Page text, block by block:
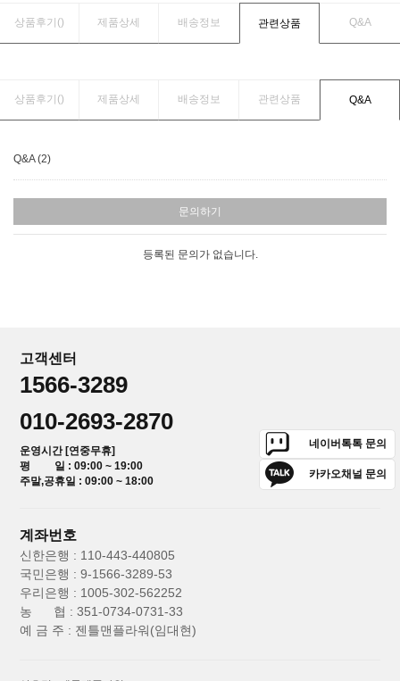
상품후기() 제품상세 배송정보 관련상품 Q&A
상품후기() 제품상세 배송정보 관련상품 Q&A
Q&A (2)
문의하기
등록된 문의가 없습니다.
고객센터
1566-3289
010-2693-2870
운영시간 [연중무휴]
평 일 : 09:00 ~ 19:00
주말,공휴일 : 09:00 ~ 18:00
네이버톡톡 문의
카카오채널 문의
계좌번호
신한은행 : 110-443-440805
국민은행 : 9-1566-3289-53
우리은행 : 1005-302-562252
농 협 : 351-0734-0731-33
예 금 주 : 젠틀맨플라워(임대현)